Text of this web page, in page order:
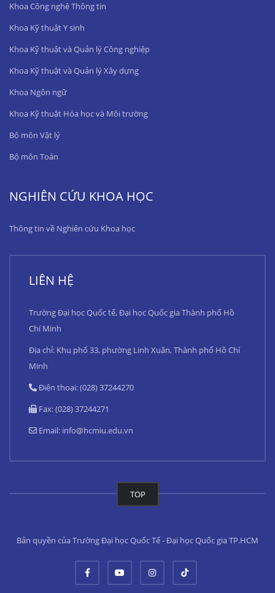
Khoa Công nghệ Thông tin
Khoa Kỹ thuật Y sinh
Khoa Kỹ thuật và Quản lý Công nghiệp
Khoa Kỹ thuật và Quản lý Xây dựng
Khoa Ngôn ngữ
Khoa Kỹ thuật Hóa học và Môi trường
Bộ môn Vật lý
Bộ môn Toán
NGHIÊN CỨU KHOA HỌC
Thông tin về Nghiên cứu Khoa học
LIÊN HỆ
Trường Đại học Quốc tế, Đại học Quốc gia Thành phố Hồ
Chí Minh
Địa chỉ: Khu phố 33, phường Linh Xuân, Thành phố Hồ Chí
Minh
Điện thoại: (028) 37244270
Fax: (028) 37244271
Email: info@hcmiu.edu.vn
TOP
Bản quyền của Trường Đại học Quốc Tế - Đại học Quốc gia TP.HCM